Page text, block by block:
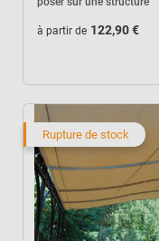
à partir de 122,90 €
Rupture de stock